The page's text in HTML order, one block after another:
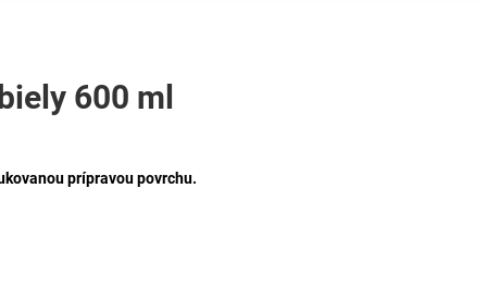
prípravou povrchu.
600 ml